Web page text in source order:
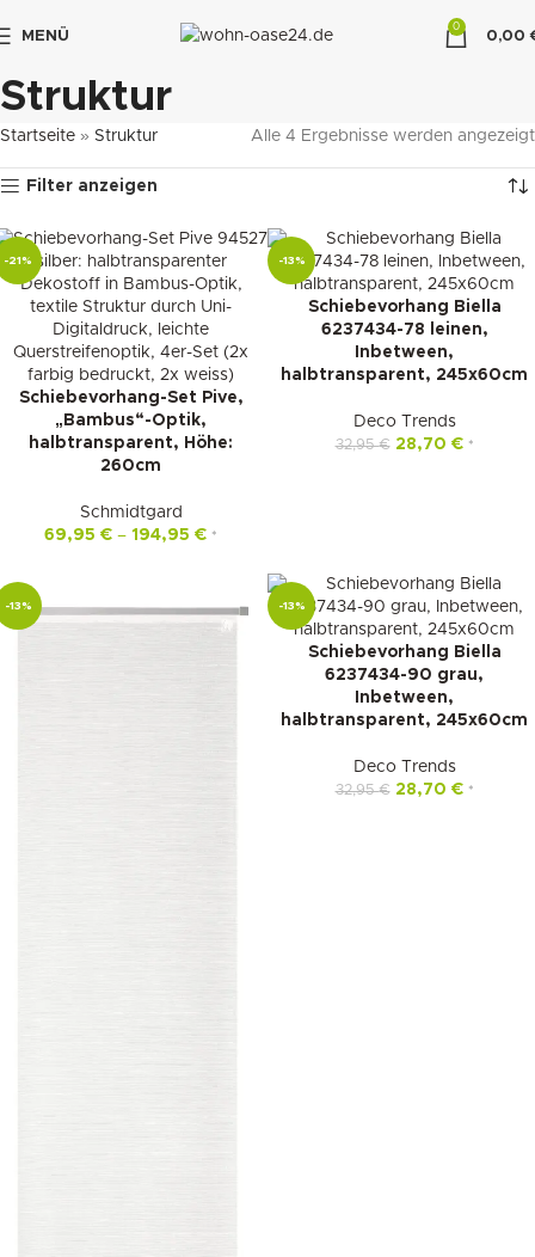
MENÜ
0
0,00
Struktur
Startseite » Struktur Alle 4 Ergebnisse werden angezeigt
Filter anzeigen
-21%
Schiebevorhang-Set Pive,
„Bambus“-Optik,
halbtransparent, Höhe:
260cm
Schmidtgard
69,95 € – 194,95 € *
-13%
Schiebevorhang Biella
6237434-78 leinen,
Inbetween,
halbtransparent, 245x60cm
Deco Trends
32,95€ 28,70 € *
-13% -13%
Schiebevorhang Biella
6237434-90 grau,
Inbetween,
halbtransparent, 245x60cm
Deco Trends
32,95€ 28,70 € *